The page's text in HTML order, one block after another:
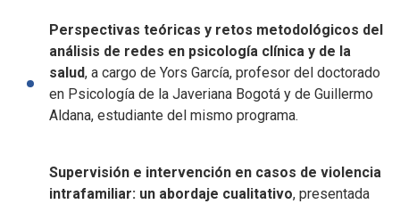
Perspectivas teóricas y retos metodológicos del
análisis de redes en psicología clínica y de la
salud, a cargo de Yors García, profesor del doctorado
en Psicología de la Javeriana Bogotá y de Guillermo
Aldana, estudiante del mismo programa.
Supervisión e intervención en casos de violencia
intrafamiliar: un abordaje cualitativo, presentada